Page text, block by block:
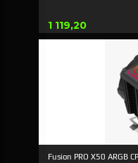
Pris
1 119,20
Fusion PRO X50 ARGB